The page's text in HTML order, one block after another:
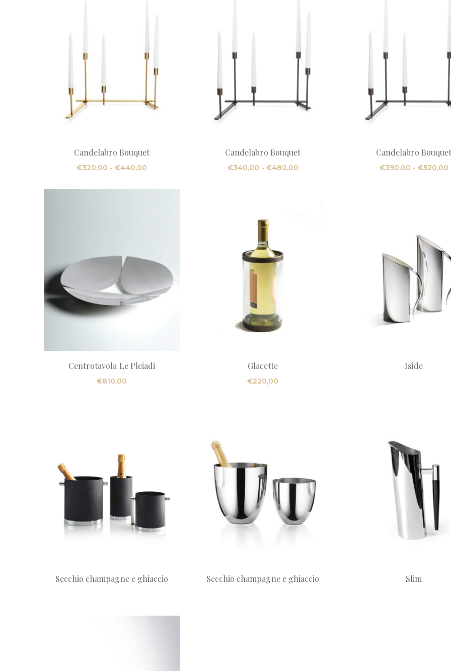
Candelabro Bouquet
€320,00 - €440,00
prezzo:
Candelabro Bouquet
€340,00 - €480,00Fascia
Candelabro Bouquet
€390,00 - €520,00
Centrotavola Le Pleiadi
€810,00
Glacette
€220,00
Iside
Secchio champagne e ghiaccio Secchio champagne e ghiaccio Slim